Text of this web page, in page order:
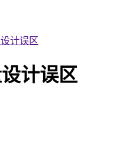
计误区
计误区